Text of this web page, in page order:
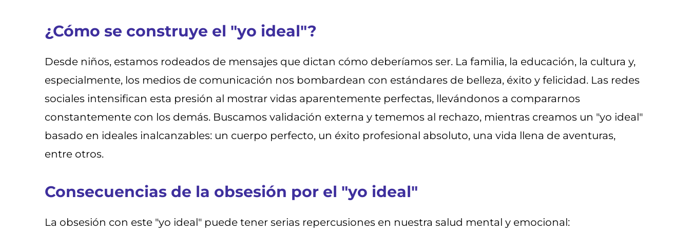
¿Cómo se construye el "yo ideal"?
Desde niños, estamos rodeados de mensajes que dictan cómo deberíamos ser. La familia, la educación, la cultura y,
especialmente, los medios de comunicación nos bombardean con estándares de belleza, éxito y felicidad. Las redes
sociales intensifican esta presión al mostrar vidas aparentemente perfectas, llevándonos a compararnos
constantemente con los demás. Buscamos validación externa y tememos al rechazo, mientras creamos un "yo ideal"
basado en ideales inalcanzables: un cuerpo perfecto, un éxito profesional absoluto, una vida llena de aventuras,
entre otros.
Consecuencias de la obsesión por el "yo ideal"
La obsesión con este "yo ideal" puede tener serias repercusiones en nuestra salud mental y emocional: